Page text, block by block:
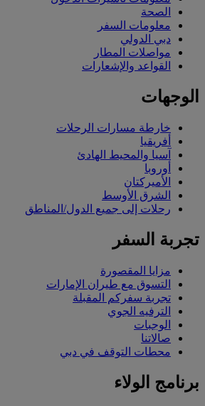
الصحة
معلومات السفر
دبي الدولي
مواصلات المطار
القواعد والإشعارات
الوجهات
خارطة مسارات الرحلات
أفريقيا
آسيا والمحيط الهادئ
أوروبا
الأميركتان
الشرق الأوسط
رحلات إلى جميع الدول/المناطق
تجربة السفر
مزايا المقصورة
التسوق مع طيران الإمارات
تجربة سفركم المقبلة
الترفيه الجوي
الوجبات
صالاتنا
محطات التوقف في دبي
برنامج الولاء